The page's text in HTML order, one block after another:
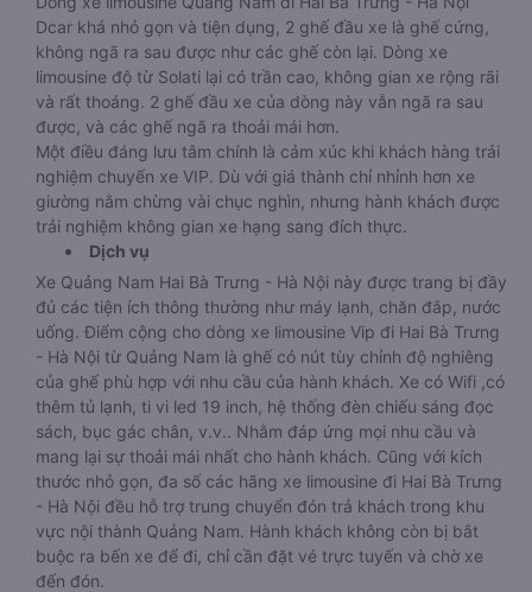
Dcar khá nhỏ gọn và tiện dụng, 2 ghế đầu xe là ghế cứng,
không ngã ra sau được như các ghế còn lại. Dòng xe
limousine độ từ Solati lại có trần cao, không gian xe rộng rãi
và rất thoáng. 2 ghế đầu xe của dòng này vẫn ngã ra sau
được, và các ghế ngã ra thoải mái hơn.
Một điều đáng lưu tâm chính là cảm xúc khi khách hàng trải
nghiệm chuyến xe VIP. Dù với giá thành chỉ nhỉnh hơn xe
giường nằm chừng vài chục nghìn, nhưng hành khách được
trải nghiệm không gian xe hạng sang đích thực.
Dịch vụ
Xe Quảng Nam Hai Bà Trưng - Hà Nội này được trang bị đầy
đủ các tiện ích thông thường như máy lạnh, chăn đắp, nước
uống. Điểm cộng cho dòng xe limousine Vip đi Hai Bà Trưng
- Hà Nội từ Quảng Nam là ghế có nút tùy chỉnh độ nghiêng
của ghế phù hợp với nhu cầu của hành khách. Xe có Wifi ,có
thêm tủ lạnh, ti vi led 19 inch, hệ thống đèn chiếu sáng đọc
sách, bục gác chân, v.v.. Nhằm đáp ứng mọi nhu cầu và
mang lại sự thoải mái nhất cho hành khách. Cũng với kích
thước nhỏ gọn, đa số các hãng xe limousine đi Hai Bà Trưng
- Hà Nội đều hỗ trợ trung chuyển đón trả khách trong khu
vực nội thành Quảng Nam. Hành khách không còn bị bắt
buộc ra bến xe để đi, chỉ cần đặt vé trực tuyến và chờ xe
đến đón.